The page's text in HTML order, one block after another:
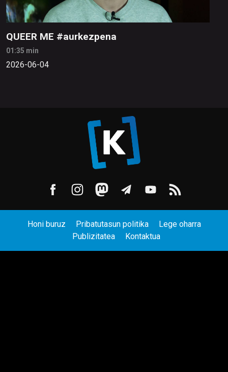
QUEER ME #aurkezpena
01:35 min
2026-06-04
Honi buruz Pribatutasun politika
Lege oharra
Publizitatea
Kontaktua